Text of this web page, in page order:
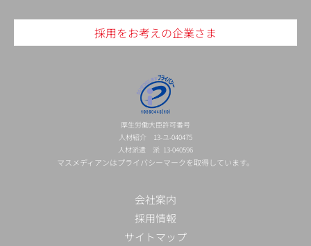
採用をお考えの企業さま
厚生労働大臣許可番号
人材紹介 13-ユ-040475
人材派遣 派 13-040596
マスメディアンはプライバシーマークを取得しています。
会社案内
採用情報
サイトマップ